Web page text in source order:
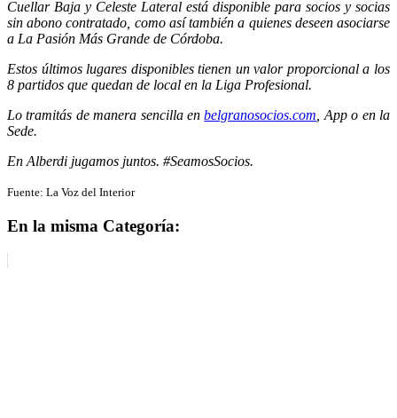
Cuellar Baja y Celeste Lateral está disponible para socios y socias
sin abono contratado, como así también a quienes deseen asociarse
a La Pasión Más Grande de Córdoba.
Estos últimos lugares disponibles tienen un valor proporcional a los
8 partidos que quedan de local en la Liga Profesional.
Lo tramitás de manera sencilla enbelgranosocios.com, App o en la
Sede.
En Alberdi jugamos juntos. #SeamosSocios.
Fuente: La Voz del Interior
En la misma Categoría: